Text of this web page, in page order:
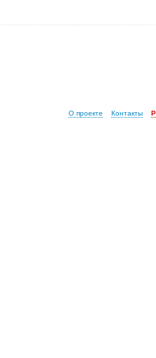
О проекте Контакты